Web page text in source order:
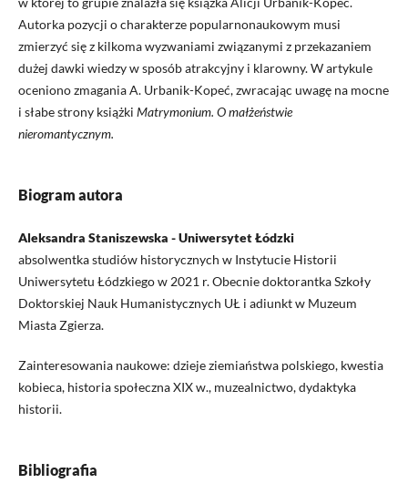
Autorka pozycji o charakterze popularnonaukowym musi
zmierzyć się z kilkoma wyzwaniami związanymi z przekazaniem
dużej dawki wiedzy w sposób atrakcyjny i klarowny. W artykule
oceniono zmagania A. Urbanik-Kopeć, zwracając uwagę na mocne
i słabe strony książki Matrymonium. O małżeństwie
nieromantycznym.
Biogram autora
Aleksandra Staniszewska - Uniwersytet Łódzki
absolwentka studiów historycznych w Instytucie Historii
Uniwersytetu Łódzkiego w 2021 r. Obecnie doktorantka Szkoły
Doktorskiej Nauk Humanistycznych UŁ i adiunkt w Muzeum
Miasta Zgierza.
Zainteresowania naukowe: dzieje ziemiaństwa polskiego, kwestia
kobieca, historia społeczna XIX w., muzealnictwo, dydaktyka
historii.
Bibliografia